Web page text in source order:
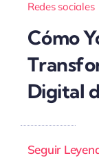
Redes sociales
Cómo
Digital
Seguir